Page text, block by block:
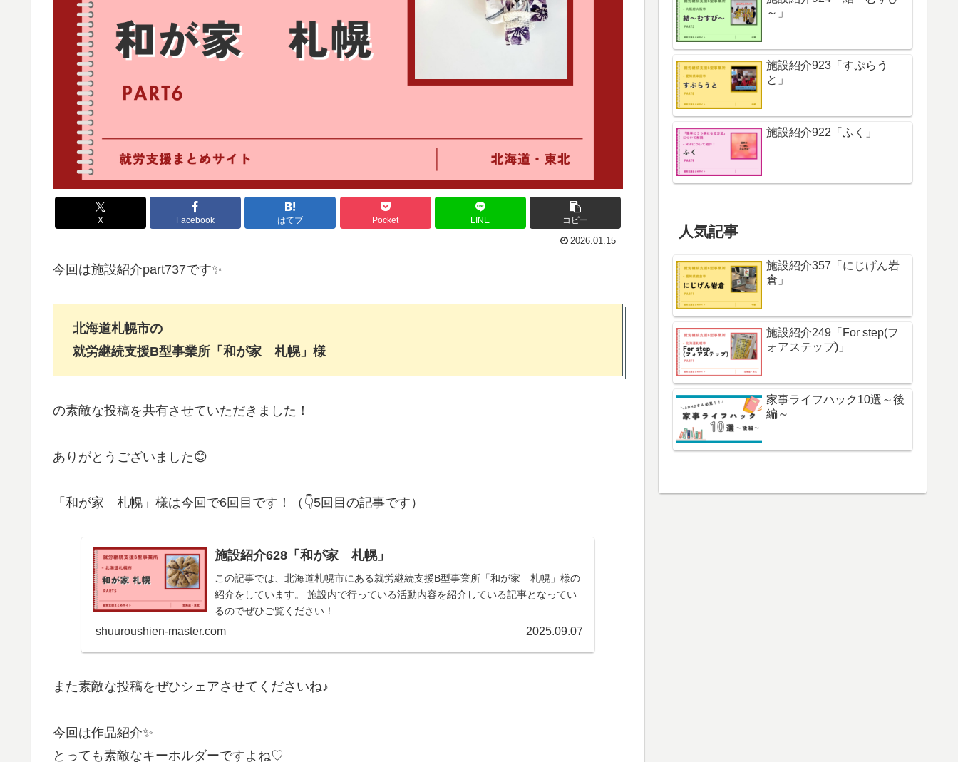
X Facebook はてブ Pocket LINE コピー
2026.01.15
今回は施設紹介part737です✨
北海道札幌市の
就労継続支援B型事業所「和が家 札幌」様
の素敵な投稿を共有させていただきました！
ありがとうございました😊
「和が家 札幌」様は今回で6回目です！（👇5回目の記事です）
施設紹介628「和が家 札幌」
この記事では、北海道札幌市にある就労継続支援B型事業所「和が家 札幌」様の
紹介をしています。 施設内で行っている活動内容を紹介している記事となってい
るのでぜひご覧ください！
shuuroushien-master.com 2025.09.07
また素敵な投稿をぜひシェアさせてくださいね♪
今回は作品紹介✨
とっても素敵なキーホルダーですよね♡
～」
施設紹介923「すぷらう
と」
施設紹介922「ふく」
人気記事
施設紹介357「にじげん岩
倉」
施設紹介249「For step(フ
ォアステップ)」
家事ライフハック10選～後
編～